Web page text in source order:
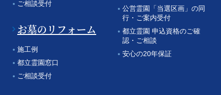
ご相談受付
お墓のリフォーム
施工例
都立霊園窓口
ご相談受付
公営霊園「当選区画」の同
行・ご案内受付
都立霊園 申込資格のご確
認・ご相談
安心の20年保証